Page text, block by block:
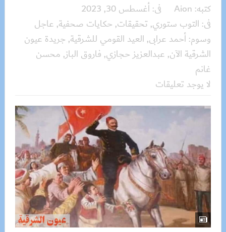
كتبه: Aion فى:أغسطس 30, 2023
فى: التوب ستوري, تحقيقات, حكايات صحفية, عاجل
وسوم:أحمد عرابى, العيد القومي للشرقية, جريدة عيون
الشرقية الآن, عبدالعزيز حجازي, فاروق الباز, محسن
غانم
لا يوجد تعليقات